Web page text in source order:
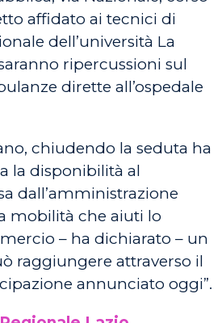
affidato ai tecnici di
dell’università La
ripercussioni sul
dirette all’ospedale
chiudendo la seduta ha
la disponibilità al
dall’amministrazione
mobilità che aiuti lo
– ha dichiarato – un
raggiungere attraverso il
annunciato oggi”.